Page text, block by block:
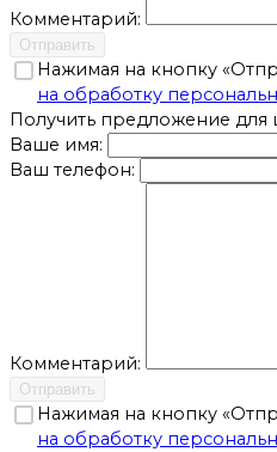
Комментарий:
Отправить
Нажимая на кнопку
на обработку
Получить предложение для
Ваше имя:
Ваш телефон:
Комментарий:
Отправить
Нажимая на кнопку
на обработку